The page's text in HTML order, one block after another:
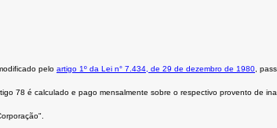
pelo artigo 1º da Lei n° 7.434, de 29 de dezembro de 1980 ,
78 é calculado e pago mensalmente sobre o respectivo provento de